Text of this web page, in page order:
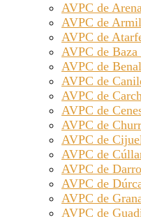
AVPC de
AVPC de
AVPC de
AVPC de
AVPC de
AVPC de
AVPC de
AVPC de
AVPC de
AVPC de
AVPC de
AVPC de
AVPC de
AVPC de
AVPC de